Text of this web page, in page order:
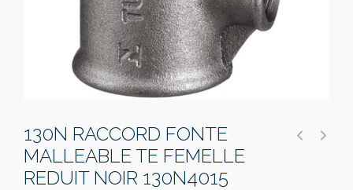
130N RACCORD FONTE
MALLEABLE TE FEMELLE
REDUIT NOIR 130N4015